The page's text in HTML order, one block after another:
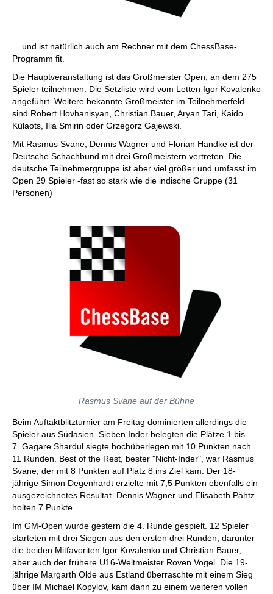
... und ist natürlich auch am Rechner mit dem ChessBase-
Programm fit.
Die Hauptveranstaltung ist das Großmeister Open, an dem 275
Spieler teilnehmen. Die Setzliste wird vom Letten Igor Kovalenko
angeführt. Weitere bekannte Großmeister im Teilnehmerfeld
sind Robert Hovhanisyan, Christian Bauer, Aryan Tari, Kaido
Külaots, Ilia Smirin oder Grzegorz Gajewski.
Mit Rasmus Svane, Dennis Wagner und Florian Handke ist der
Deutsche Schachbund mit drei Großmeistern vertreten. Die
deutsche Teilnehmergruppe ist aber viel größer und umfasst im
Open 29 Spieler -fast so stark wie die indische Gruppe (31
Personen)
Rasmus Svane auf der Bühne
Beim Auftaktblitzturnier am Freitag dominierten allerdings die
Spieler aus Südasien. Sieben Inder belegten die Plätze 1 bis
7. Gagare Shardul siegte hochüberlegen mit 10 Punkten nach
11 Runden. Best of the Rest, bester "Nicht-Inder", war Rasmus
Svane, der mit 8 Punkten auf Platz 8 ins Ziel kam. Der 18-
jährige Simon Degenhardt erzielte mit 7,5 Punkten ebenfalls ein
ausgezeichnetes Resultat. Dennis Wagner und Elisabeth Pähtz
holten 7 Punkte.
Im GM-Open wurde gestern die 4. Runde gespielt. 12 Spieler
starteten mit drei Siegen aus den ersten drei Runden, darunter
die beiden Mitfavoriten Igor Kovalenko und Christian Bauer,
aber auch der frühere U16-Weltmeister Roven Vogel. Die 19-
jährige Margarth Olde aus Estland überraschte mit einem Sieg
über IM Michael Kopylov, kam dann zu einem weiteren vollen